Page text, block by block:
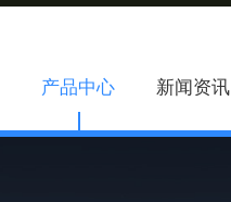
产品中心 新闻资讯